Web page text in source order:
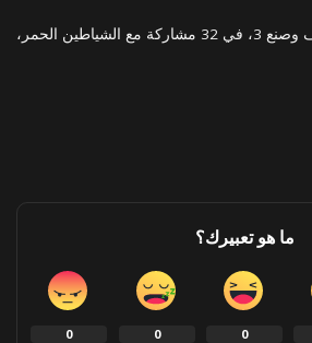
يذكر أن كاسيميرو 5 أهداف وصنع 3، في 32 مشاركة مع الشياطين الحمر،
ما هو تعبيرك؟
0
0
0